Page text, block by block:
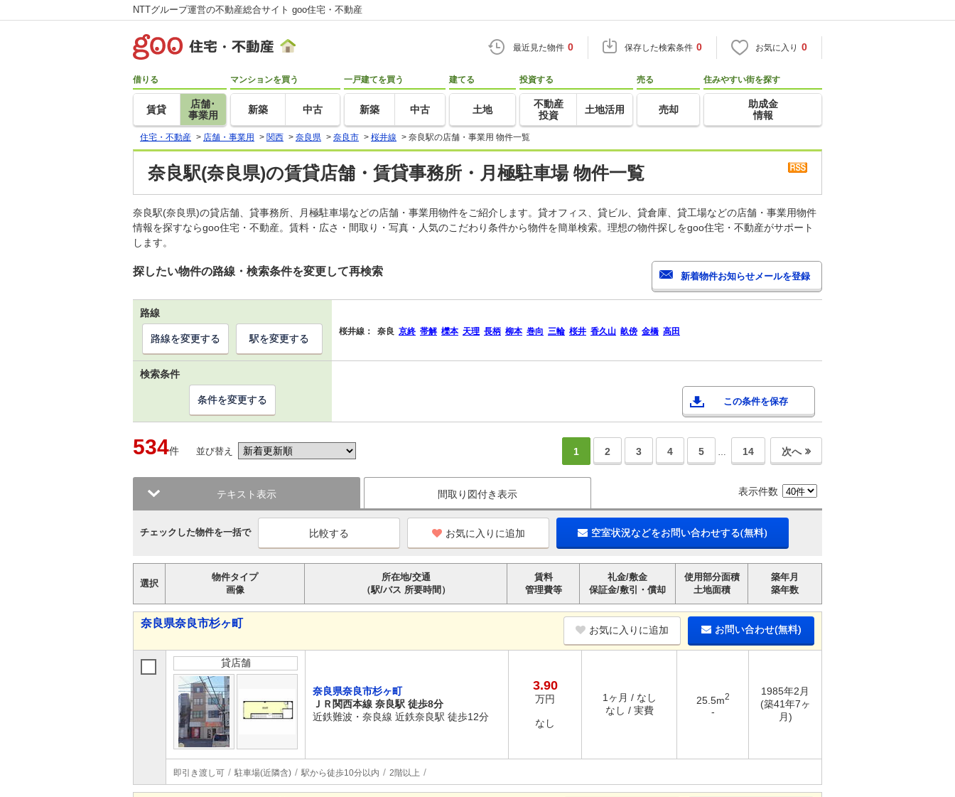
NTTグループ運営の不動産総合サイト goo住宅・不動産
最近見た物件 0 保存した検索条件 0 お気に入り 0
借りる
賃貸
店舗･
事業用
マンションを買う
新築 中古
一戸建てを買う
新築 中古
建てる
土地
投資する
不動産
投資
土地活用
売る
売却
住みやすい街を探す
助成金
情報
住宅・不動産 > 店舗・事業用 > 関西 > 奈良県 > 奈良市 > 桜井線 > 奈良駅の店舗・事業用 物件一覧
奈良駅(奈良県)の賃貸店舗・賃貸事務所・月極駐車場 物件一覧
奈良駅(奈良県)の貸店舗、貸事務所、月極駐車場などの店舗・事業用物件をご紹介します。貸オフィス、貸ビル、貸倉庫、貸工場などの店舗・事業用物件
情報を探すならgoo住宅・不動産。賃料・広さ・間取り・写真・人気のこだわり条件から物件を簡単検索。理想の物件探しをgoo住宅・不動産がサポート
します。
探したい物件の路線・検索条件を変更して再検索
路線
桜井線： 奈良 京終 帯解 櫟本 天理 長柄 柳本 巻向 三輪 桜井 香久山 畝傍 金橋 高田
路線を変更する 駅を変更する
検索条件
この条件を保存
条件を変更する
534件 並び替え 1 2 3 4 5 … 14 次へ
テキスト表示 間取り図付き表示 表示件数
チェックした物件を一括で お気に入りに追加 空室状況などをお問い合わせする(無料)
選択
物件タイプ
画像
所在地/交通
（駅/バス 所要時間）
賃料
管理費等
礼金/敷金
保証金/敷引・償却
使用部分面積
土地面積
築年月
築年数
奈良県奈良市杉ヶ町
お気に入りに追加 お問い合わせ(無料)
貸店舗
奈良県奈良市杉ヶ町
ＪＲ関西本線 奈良駅 徒歩8分
近鉄難波・奈良線 近鉄奈良駅 徒歩12分
3.90
万円
なし
1ヶ月 / なし
なし / 実費
25.5m2
-
1985年2月
(築41年7ヶ
月)
即引き渡し可 駐車場(近隣含) 駅から徒歩10分以内 2階以上